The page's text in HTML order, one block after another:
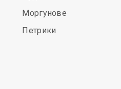
Моргунове
Петрики